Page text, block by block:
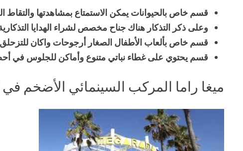
قسم خاص بالحيوانات يمكن الاستمتاع بمشاهدتها والتقاط
وعلى ذكر التذكار هناك جناح مخصص لشراء الهدايا
قسم خاص بألعاب الأطفال الصغار أرجوحات واكان
قسم يحتوي على غطاء نباتي متنوع وأماكن للجلوس في
ميغا راما المركب السينمائي الأضخم